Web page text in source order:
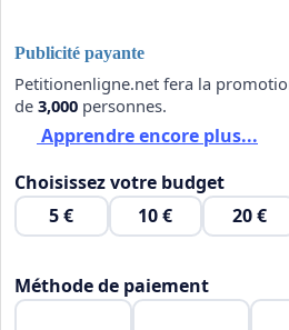
Publicité payante
Petitionenligne.net fera la
de 3,000 personnes.
Apprendre encore plus...
Choisissez votre budget
5 €
10 € 20 €
Méthode de paiement